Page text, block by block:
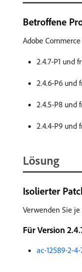
Betroffene
Adobe
2.4.7-P1 und
2.4.6-P6 und
2.4.5-P8 und
2.4.4-P9 und
Lösung
Isolierter
Verwenden Sie
Für Version
ac-12589-2-